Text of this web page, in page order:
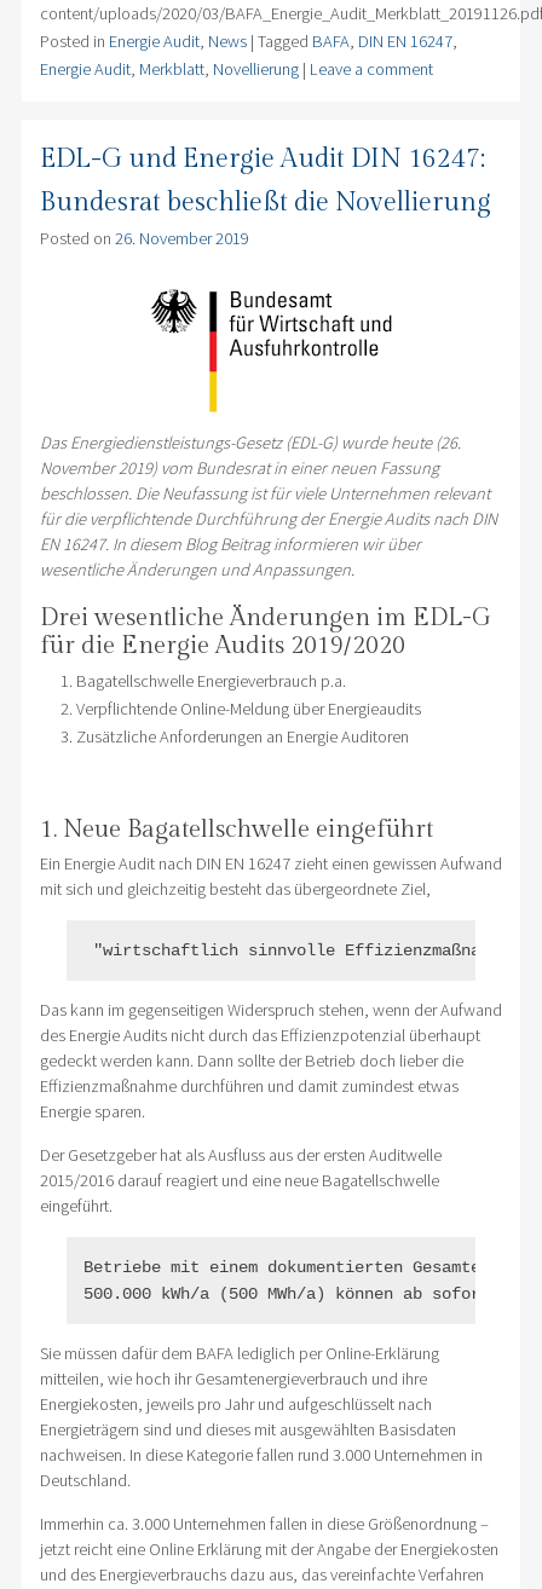
content/uploads/2020/03/
Posted in Energie Audit, News | Tagged BAFA, DIN EN 16247,
Energie Audit, Merkblatt, Novellierung | Leave a comment
EDL-G und Energie Audit DIN 16247:
Bundesrat beschließt die Novellierung
Posted on 26. November 2019
Das Energiedienstleistungs-Gesetz (EDL-G) wurde heute (26.
November 2019) vom Bundesrat in einer neuen Fassung
beschlossen. Die Neufassung ist für viele Unternehmen relevant
für die verpflichtende Durchführung der Energie Audits nach DIN
EN 16247. In diesem Blog Beitrag informieren wir über
wesentliche Änderungen und Anpassungen.
Drei wesentliche Änderungen im EDL-G
für die Energie Audits 2019/2020
Bagatellschwelle Energieverbrauch p.a.
Verpflichtende Online-Meldung über Energieaudits
Zusätzliche Anforderungen an Energie Auditoren
1. Neue Bagatellschwelle eingeführt
Ein Energie Audit nach DIN EN 16247 zieht einen gewissen Aufwand
mit sich und gleichzeitig besteht das übergeordnete Ziel,
Das kann im gegenseitigen Widerspruch stehen, wenn der Aufwand
des Energie Audits nicht durch das Effizienzpotenzial überhaupt
gedeckt werden kann. Dann sollte der Betrieb doch lieber die
Effizienzmaßnahme durchführen und damit zumindest etwas
Energie sparen.
Der Gesetzgeber hat als Ausfluss aus der ersten Auditwelle
2015/2016 darauf reagiert und eine neue Bagatellschwelle
eingeführt.
Betriebe mit einem dokumentierten
Sie müssen dafür dem BAFA lediglich per Online-Erklärung
mitteilen, wie hoch ihr Gesamtenergieverbrauch und ihre
Energiekosten, jeweils pro Jahr und aufgeschlüsselt nach
Energieträgern sind und dieses mit ausgewählten Basisdaten
nachweisen. In diese Kategorie fallen rund 3.000 Unternehmen in
Deutschland.
Immerhin ca. 3.000 Unternehmen fallen in diese Größenordnung –
jetzt reicht eine Online Erklärung mit der Angabe der Energiekosten
und des Energieverbrauchs dazu aus, das vereinfachte Verfahren